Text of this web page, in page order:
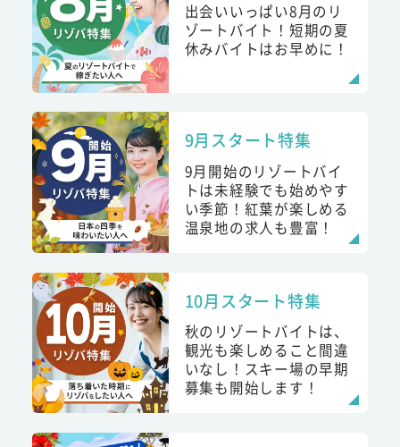
出会いいっぱい8月のリ
ゾートバイト！短期の夏
休みバイトはお早めに！
9月スタート特集
9月開始のリゾートバイ
トは未経験でも始めやす
い季節！紅葉が楽しめる
温泉地の求人も豊富！
10月スタート特集
秋のリゾートバイトは、
観光も楽しめること間違
いなし！スキー場の早期
募集も開始します！